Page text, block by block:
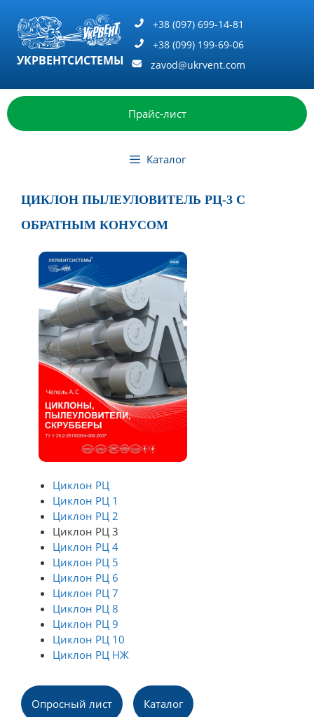
содержимому
УКРВЕНТСИСТЕМЫ
+38 (097) 699-14-81
+38 (099) 199-69-06
zavod@ukrvent.com
Прайс-лист
Каталог
ЦИКЛОН ПЫЛЕУЛОВИТЕЛЬ РЦ-3 С
ОБРАТНЫМ КОНУСОМ
Циклон РЦ
Циклон РЦ 1
Циклон РЦ 2
Циклон РЦ 3
Циклон РЦ 4
Циклон РЦ 5
Циклон РЦ 6
Циклон РЦ 7
Циклон РЦ 8
Циклон РЦ 9
Циклон РЦ 10
Циклон РЦ НЖ
Опросный лист Каталог